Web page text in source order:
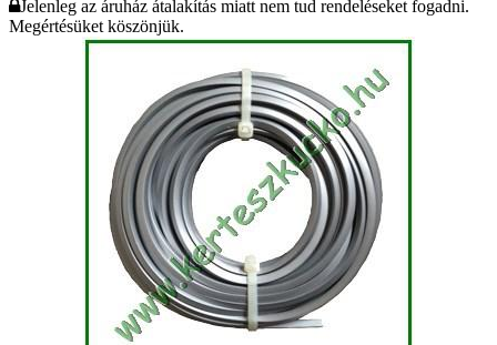
Jelenleg az áruház átalakítás miatt nem tud rendeléseket fogadni.
Megértésüket köszönjük.